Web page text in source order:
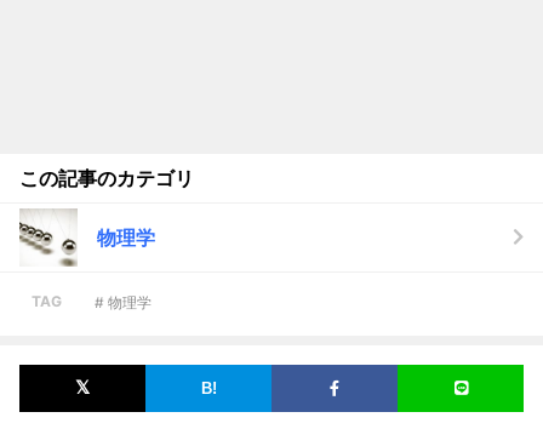
この記事のカテゴリ
物理学
TAG # 物理学